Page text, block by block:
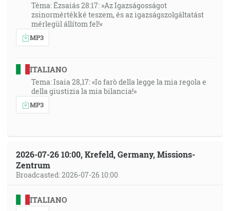
Téma: Ézsaiás 28:17: »Az Igazságosságot
zsinormértékké teszem, és az igazságszolgáltatást
mérlegül állítom fel!«
MP3
ITALIANO
Tema: Isaia 28,17: «Io farò della legge la mia regola e
della giustizia la mia bilancia!»
MP3
2026-07-26 10:00, Krefeld, Germany, Missions-
Zentrum
Broadcasted: 2026-07-26 10:00
ITALIANO